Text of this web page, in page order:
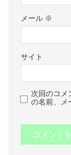
メール ※
サイト
次回のコメ
の名前、メ